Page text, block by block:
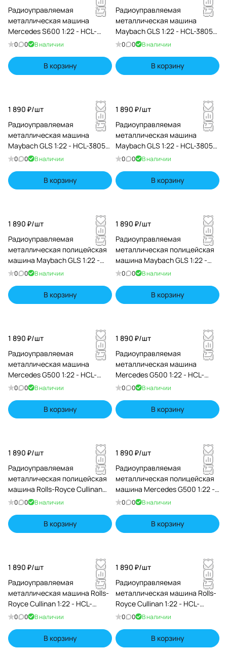
Радиоуправляемая
металлическая машина
Mercedes S600 1:22 - HCL-
3813-BLACK
0 0 В наличии
В корзину
Радиоуправляемая
металлическая машина
Maybach GLS 1:22 - HCL-3805-
SILVER
0 0 В наличии
В корзину
1 890 ₽/шт
Радиоуправляемая
металлическая машина
Maybach GLS 1:22 - HCL-3805-
RED
0 0 В наличии
В корзину
1 890 ₽/шт
Радиоуправляемая
металлическая машина
Maybach GLS 1:22 - HCL-3805-
BLACK
0 0 В наличии
В корзину
1 890 ₽/шт
Радиоуправляемая
металлическая полицейская
машина Maybach GLS 1:22 -
HCL-3605-WHITE
0 0 В наличии
В корзину
1 890 ₽/шт
Радиоуправляемая
металлическая полицейская
машина Maybach GLS 1:22 -
HCL-3605-BLACK
0 0 В наличии
В корзину
1 890 ₽/шт
Радиоуправляемая
металлическая машина
Mercedes G500 1:22 - HCL-
3801-WHITE
0 0 В наличии
В корзину
1 890 ₽/шт
Радиоуправляемая
металлическая машина
Mercedes G500 1:22 - HCL-
3801-BLACK
0 0 В наличии
В корзину
1 890 ₽/шт
Радиоуправляемая
металлическая полицейская
машина Rolls-Royce Cullinan
1:22 - HCL-3606-WHITE
0 0 В наличии
В корзину
1 890 ₽/шт
Радиоуправляемая
металлическая полицейская
машина Mercedes G500 1:22 -
HCL-3608-WHITE
0 0 В наличии
В корзину
1 890 ₽/шт
Радиоуправляемая
металлическая машина Rolls-
Royce Cullinan 1:22 - HCL-
3806-WHITE
0 0 В наличии
В корзину
1 890 ₽/шт
Радиоуправляемая
металлическая машина Rolls-
Royce Cullinan 1:22 - HCL-
3806-RED
0 0 В наличии
В корзину